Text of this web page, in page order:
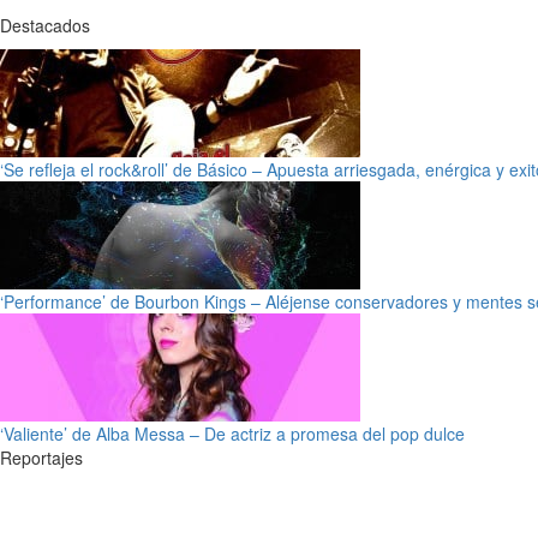
Destacados
‘Se refleja el rock&roll’ de Básico – Apuesta arriesgada, enérgica y
‘Performance’ de Bourbon Kings – Aléjense conservadores y mentes
‘Valiente’ de Alba Messa – De actriz a promesa del pop dulce
Reportajes